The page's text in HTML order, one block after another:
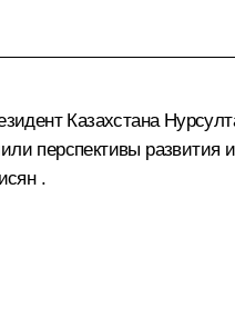
Казахстана
перспективы развития
.